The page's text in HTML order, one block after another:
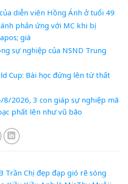
diễn viên Hồng Ánh ở tuổi 49
phản ứng với MC khi bị
già
sự nghiệp của NSND Trung
Cup: Bài học đứng lên từ thất
8/2026, 3 con giáp sự nghiệp mã
phất lên như vũ bão
Trần Chị đẹp đạp gió rẽ sóng